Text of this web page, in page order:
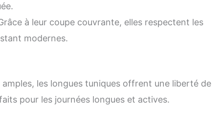
à leur coupe couvrante, elles respectent les
modernes.
les longues tuniques offrent une liberté de
pour les journées longues et actives.